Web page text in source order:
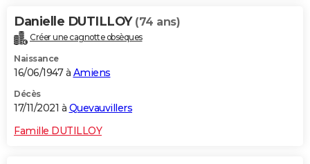
Danielle DUTILLOY (74 ans)
Créer une cagnotte obsèques
Naissance
16/06/1947 à Amiens
Décès
17/11/2021 à Quevauvillers
Famille DUTILLOY